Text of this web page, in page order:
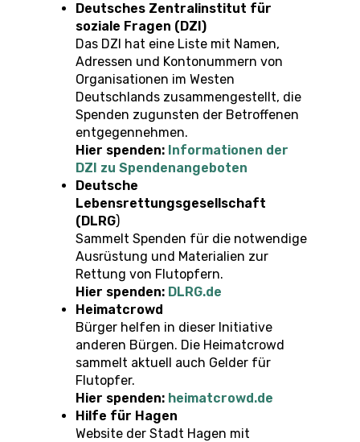
Deutsches Zentralinstitut für
soziale Fragen (DZI)
Das DZI hat eine Liste mit Namen,
Adressen und Kontonummern von
Organisationen im Westen
Deutschlands zusammengestellt, die
Spenden zugunsten der Betroffenen
entgegennehmen.
Hier spenden: Informationen der
DZI zu Spendenangeboten
Deutsche
Lebensrettungsgesellschaft
(DLRG)
Sammelt Spenden für die notwendige
Ausrüstung und Materialien zur
Rettung von Flutopfern.
Hier spenden: DLRG.de
Heimatcrowd
Bürger helfen in dieser Initiative
anderen Bürgen. Die Heimatcrowd
sammelt aktuell auch Gelder für
Flutopfer.
Hier spenden: heimatcrowd.de
Hilfe für Hagen
Website der Stadt Hagen mit